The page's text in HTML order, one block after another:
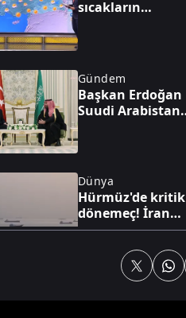
sıcakların
Gündem
Başkan Erdoğan
Suudi Arabistan
Dünya
Hürmüz'de kritik
dönemeç! İran
taviz mi verdi? A
Süreç yasasında